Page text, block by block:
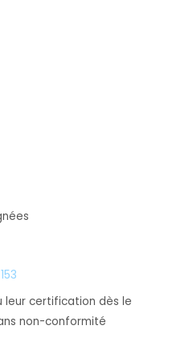
153
leur certification dès le
non-conformité